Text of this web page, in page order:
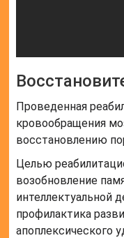
Проведенная
кровообращения
восстановлению
Целью
возобновление
интеллектуальной
профилактика
апоплексического